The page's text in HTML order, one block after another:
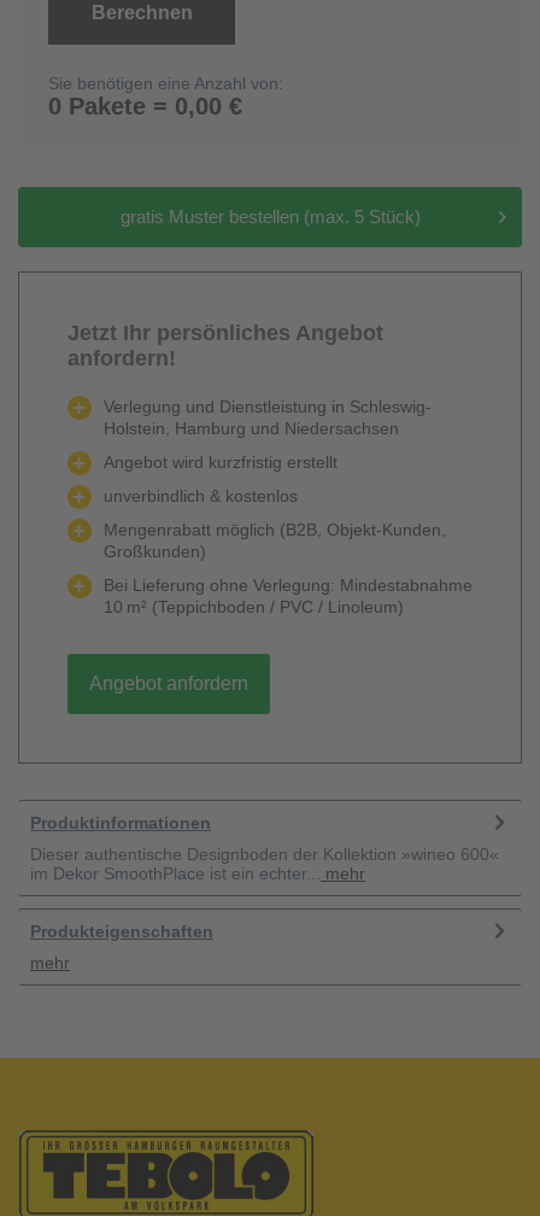
Berechnen
Sie benötigen eine Anzahl von:
0 Pakete = 0,00 €
gratis Muster bestellen (max. 5 Stück)
Jetzt Ihr persönliches Angebot
anfordern!
Verlegung und Dienstleistung in Schleswig-
Holstein, Hamburg und Niedersachsen
Angebot wird kurzfristig erstellt
unverbindlich & kostenlos
Mengenrabatt möglich (B2B, Objekt-Kunden,
Großkunden)
Bei Lieferung ohne Verlegung: Mindestabnahme
10 m² (Teppichboden / PVC / Linoleum)
Angebot anfordern
Produktinformationen
Dieser authentische Designboden der Kollektion »wineo 600«
im Dekor SmoothPlace ist ein echter...
mehr
Produkteigenschaften
mehr